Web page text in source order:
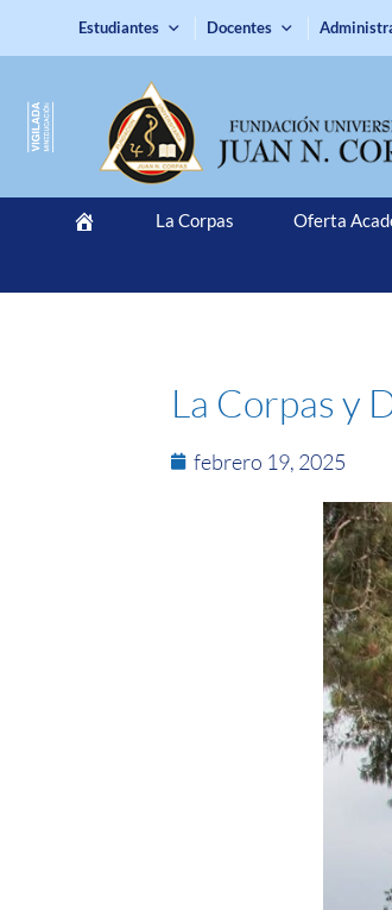
Estudiantes Docentes
La Corpas Oferta
La Corpas y
febrero 19, 2025